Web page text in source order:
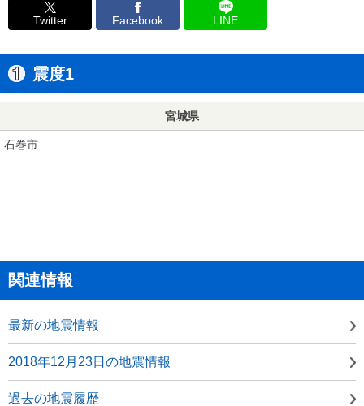
Twitter Facebook LINE
震度1
宮城県
石巻市
関連情報
最新の地震情報
2018年12月23日の地震情報
過去の地震履歴